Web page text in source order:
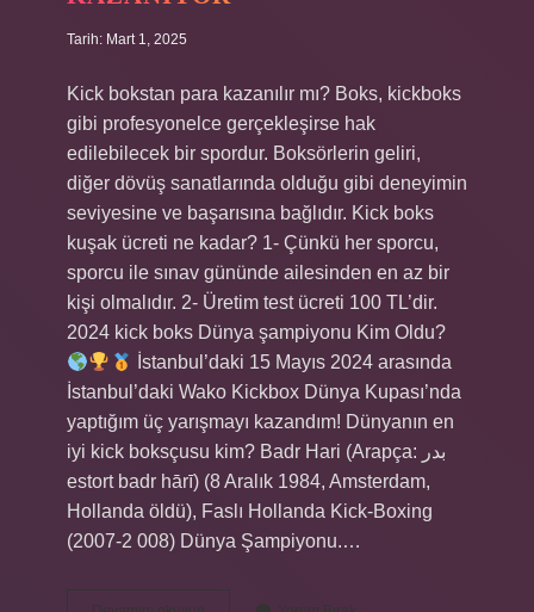
Tarih: Mart 1, 2025
Kick bokstan para kazanılır mı? Boks, kickboks
gibi profesyonelce gerçekleşirse hak
edilebilecek bir spordur. Boksörlerin geliri,
diğer dövüş sanatlarında olduğu gibi deneyimin
seviyesine ve başarısına bağlıdır. Kick boks
kuşak ücreti ne kadar? 1- Çünkü her sporcu,
sporcu ile sınav gününde ailesinden en az bir
kişi olmalıdır. 2- Üretim test ücreti 100 TL’dir.
2024 kick boks Dünya şampiyonu Kim Oldu?
İstanbul’daki 15 Mayıs 2024 arasında
İstanbul’daki Wako Kickbox Dünya Kupası’nda
yaptığım üç yarışmayı kazandım! Dünyanın en
iyi kick boksçusu kim? Badr Hari (Arapça: بدر
estort badr hārī) (8 Aralık 1984, Amsterdam,
Hollanda öldü), Faslı Hollanda Kick-Boxing
(2007-2 008) Dünya Şampiyonu.…